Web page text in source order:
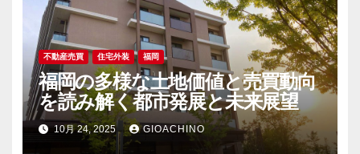
不動産売買 住宅外装 福岡
福岡の多様な土地価値と売買動向
を読み解く都市発展と未来展望
10月 24, 2025 GIOACHINO